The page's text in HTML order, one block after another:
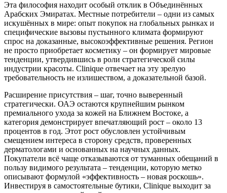
Эта философия находит особый отклик в Объединённых
Арабских Эмиратах. Местные потребители – одни из самых
искушённых в мире: опыт покупок на глобальных рынках и
специфические вызовы пустынного климата формируют
спрос на доказанные, высокоэффективные решения. Регион
не просто приобретает косметику – он формирует мировые
тенденции, утвердившись в роли стратегической силы
индустрии красоты. Clinique отвечает на эту зрелую
требовательность не излишеством, а доказательной базой.
Расширение присутствия – шаг, точно выверенный
стратегически. ОАЭ остаются крупнейшим рынком
премиального ухода за кожей на Ближнем Востоке, а
категория демонстрирует впечатляющий рост – около 13
процентов в год. Этот рост обусловлен устойчивым
смещением интереса в сторону средств, проверенных
дерматологами и основанных на научных данных.
Покупатели всё чаще отказываются от туманных обещаний в
пользу видимого результата – тенденции, которую метко
описывают формулой «эффективность – новая роскошь».
Инвестируя в самостоятельные бутики, Clinique выходит за